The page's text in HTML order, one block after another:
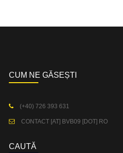
CUM NE GĂSEȘTI
(+40) 726 393 631
CONTACT [AT] BVB09 [DOT] RO
CAUTĂ